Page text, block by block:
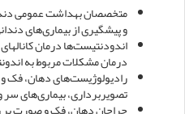
متخصصان بهداشت عمومی
و پیشگیری از بیماری‌های
اندودنتیست‌ها درمان
درمان مشکلات مربوط به
رادیولوژیست‌های دهان، فک
تصویربرداری، بیماری‌های